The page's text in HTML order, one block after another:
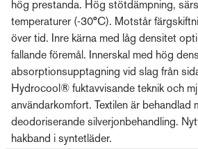
hög prestanda. Hög stötdämpning,
temperaturer (-30°C). Motstår
över tid. Inre kärna med låg densitet
fallande föremål. Innerskal med hög
absorptionsupptagning vid slag från
Hydrocool® fuktavvisande teknik och
användarkomfort. Textilen är behandlad
deodoriserande silverjonbehandling.
hakband i syntetläder.